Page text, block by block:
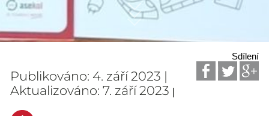
Sdílení
Publikováno: 4. září 2023 |
Aktualizováno: 7. září 2023 |